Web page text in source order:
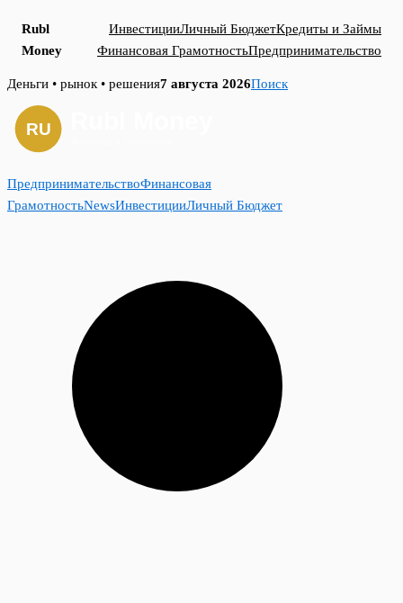
Rubl
Money
ИнвестицииЛичный БюджетКредиты и Займы
Финансовая ГрамотностьПредпринимательство
Skip
content
Деньги • рынок • решения7 августа 2026Поиск
ПредпринимательствоФинансовая
ГрамотностьNewsИнвестицииЛичный Бюджет